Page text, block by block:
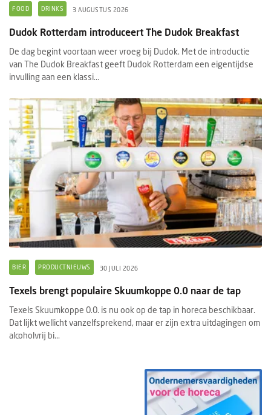
FOOD DRINKS 3 AUGUSTUS 2026
Dudok Rotterdam introduceert The Dudok Breakfast
De dag begint voortaan weer vroeg bij Dudok. Met de introductie
van The Dudok Breakfast geeft Dudok Rotterdam een eigentijdse
invulling aan een klassi...
BIER PRODUCTNIEUWS 30 JULI 2026
Texels brengt populaire Skuumkoppe 0.0 naar de tap
Texels Skuumkoppe 0.0. is nu ook op de tap in horeca beschikbaar.
Dat lijkt wellicht vanzelfsprekend, maar er zijn extra uitdagingen om
alcoholvrij bi...